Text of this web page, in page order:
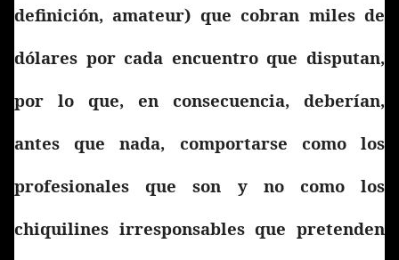
definición, amateur) que cobran miles de
dólares por cada encuentro que disputan,
por lo que, en consecuencia, deberían,
antes que nada, comportarse como los
profesionales que son y no como los
chiquilines irresponsables que pretenden